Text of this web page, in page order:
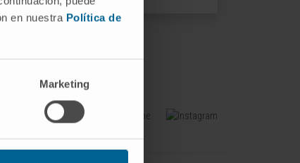
en nuestra Política de
Marketing